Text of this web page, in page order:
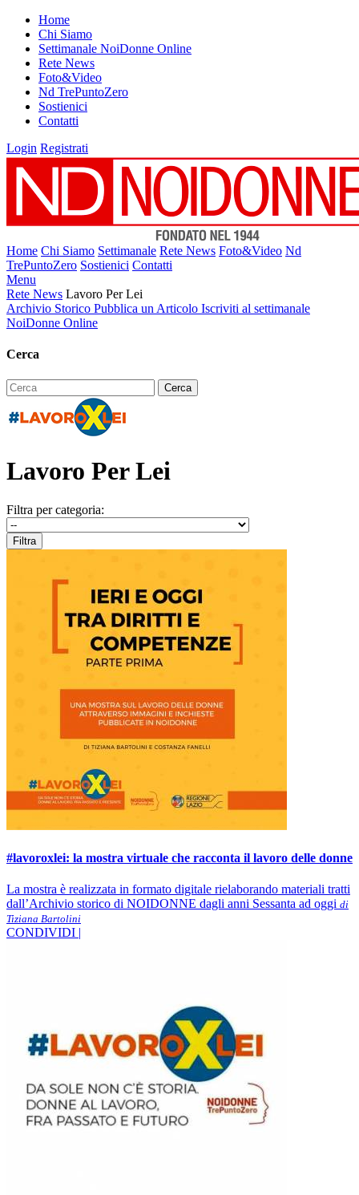
Home
Chi Siamo
Settimanale NoiDonne Online
Rete News
Foto&Video
Nd TrePuntoZero
Sostienici
Contatti
Login Registrati
Home Chi Siamo Settimanale Rete News Foto&Video Nd
TrePuntoZero Sostienici Contatti
Menu
Rete News Lavoro Per Lei
Archivio Storico Pubblica un Articolo Iscriviti al settimanale
NoiDonne Online
Cerca
Lavoro Per Lei
Filtra per categoria:
#lavoroxlei: la mostra virtuale che racconta il lavoro delle donne
La mostra è realizzata in formato digitale rielaborando materiali tratti
dall’Archivio storico di NOIDONNE dagli anni Sessanta ad oggi di
Tiziana Bartolini
CONDIVIDI |